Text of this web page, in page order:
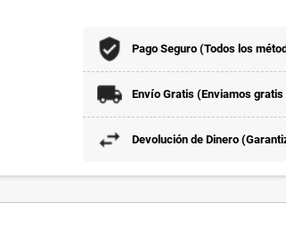
Pago Seguro (Todos los
Envío Gratis (Enviamos
Devolución de Dinero